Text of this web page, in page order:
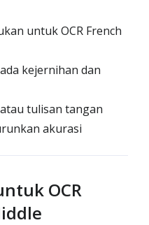
untuk OCR French
kejernihan dan
tulisan tangan
akurasi
OCR